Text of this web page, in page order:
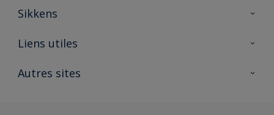
Sikkens
A propos de Sikkens
Liens utiles
Ouvrir un magasin PASS
Autres sites